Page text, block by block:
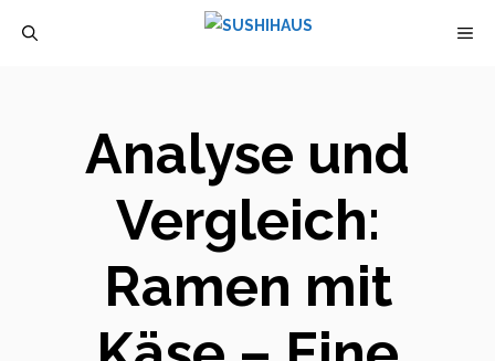
Analyse und
Vergleich:
Ramen mit